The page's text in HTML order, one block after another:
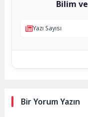
Bilim
Yazı Sayısı
Bir Yorum Yazın